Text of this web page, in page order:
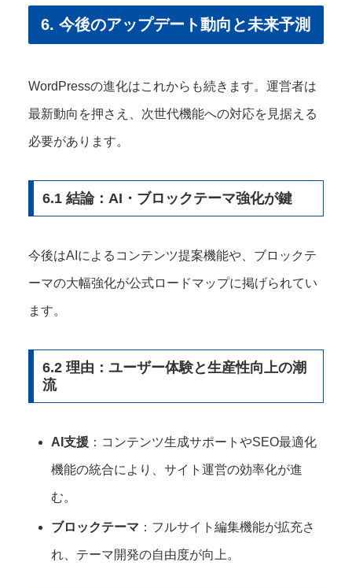
6. 今後のアップデート動向と未来予測
WordPressの進化はこれからも続きます。運営者は
最新動向を押さえ、次世代機能への対応を見据える
必要があります。
6.1 結論：AI・ブロックテーマ強化が鍵
今後はAIによるコンテンツ提案機能や、ブロックテ
ーマの大幅強化が公式ロードマップに掲げられてい
ます。
6.2 理由：ユーザー体験と生産性向上の潮
流
AI支援 ：コンテンツ生成サポートやSEO最適化
機能の統合により、サイト運営の効率化が進
む。
ブロックテーマ ：フルサイト編集機能が拡充さ
れ、テーマ開発の自由度が向上。